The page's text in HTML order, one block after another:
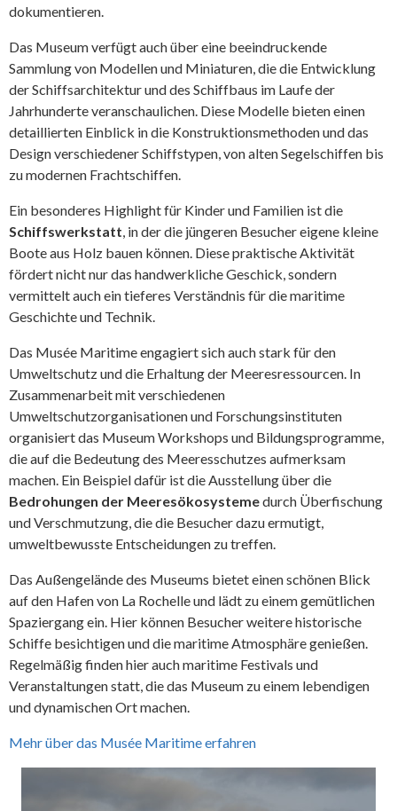
dokumentieren.
Das Museum verfügt auch über eine beeindruckende
Sammlung von Modellen und Miniaturen, die die Entwicklung
der Schiffsarchitektur und des Schiffbaus im Laufe der
Jahrhunderte veranschaulichen. Diese Modelle bieten einen
detaillierten Einblick in die Konstruktionsmethoden und das
Design verschiedener Schiffstypen, von alten Segelschiffen bis
zu modernen Frachtschiffen.
Ein besonderes Highlight für Kinder und Familien ist die
Schiffswerkstatt, in der die jüngeren Besucher eigene kleine
Boote aus Holz bauen können. Diese praktische Aktivität
fördert nicht nur das handwerkliche Geschick, sondern
vermittelt auch ein tieferes Verständnis für die maritime
Geschichte und Technik.
Das Musée Maritime engagiert sich auch stark für den
Umweltschutz und die Erhaltung der Meeresressourcen. In
Zusammenarbeit mit verschiedenen
Umweltschutzorganisationen und Forschungsinstituten
organisiert das Museum Workshops und Bildungsprogramme,
die auf die Bedeutung des Meeresschutzes aufmerksam
machen. Ein Beispiel dafür ist die Ausstellung über die
Bedrohungen der Meeresökosystemedurch Überfischung
und Verschmutzung, die die Besucher dazu ermutigt,
umweltbewusste Entscheidungen zu treffen.
Das Außengelände des Museums bietet einen schönen Blick
auf den Hafen von La Rochelle und lädt zu einem gemütlichen
Spaziergang ein. Hier können Besucher weitere historische
Schiffe besichtigen und die maritime Atmosphäre genießen.
Regelmäßig finden hier auch maritime Festivals und
Veranstaltungen statt, die das Museum zu einem lebendigen
und dynamischen Ort machen.
Mehr über das Musée Maritime erfahren